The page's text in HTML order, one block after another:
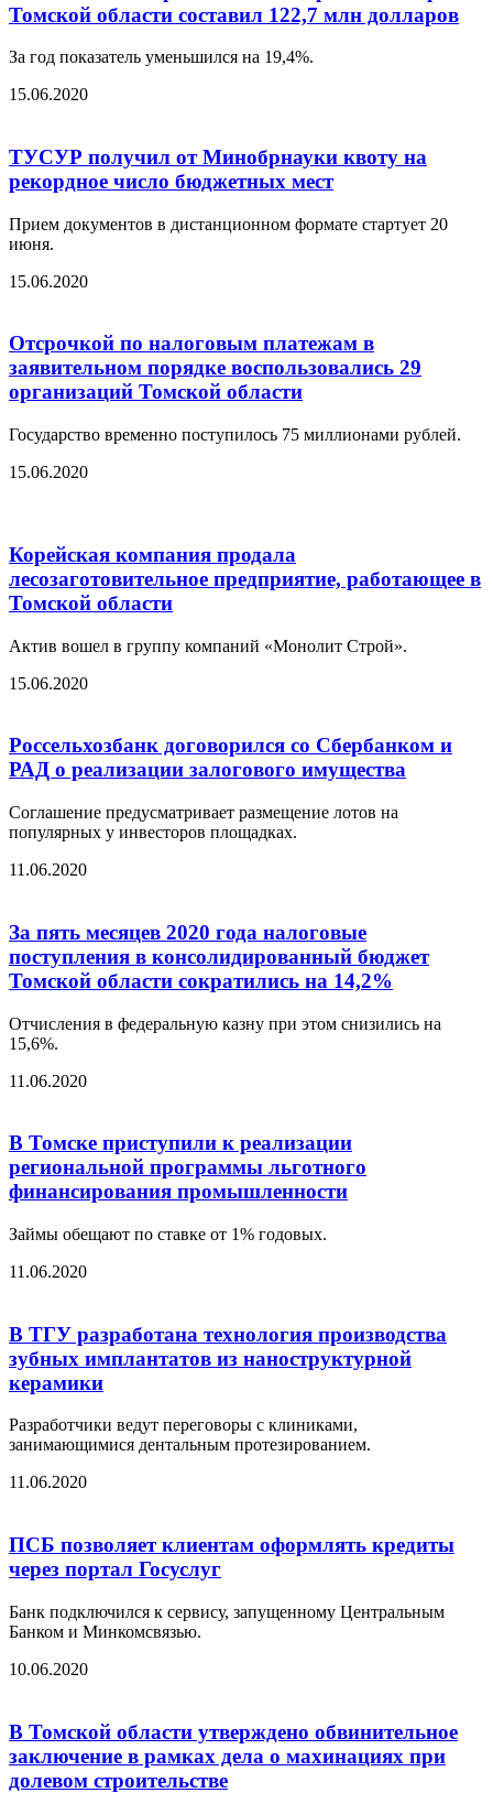
Томской области составил 122,7 млн долларов
За год показатель уменьшился на 19,4%.
15.06.2020
ТУСУР получил от Минобрнауки квоту на
рекордное число бюджетных мест
Прием документов в дистанционном формате стартует 20
июня.
15.06.2020
Отсрочкой по налоговым платежам в
заявительном порядке воспользовались 29
организаций Томской области
Государство временно поступилось 75 миллионами рублей.
15.06.2020
Корейская компания продала
лесозаготовительное предприятие, работающее в
Томской области
Актив вошел в группу компаний «Монолит Строй».
15.06.2020
Россельхозбанк договорился со Сбербанком и
РАД о реализации залогового имущества
Соглашение предусматривает размещение лотов на
популярных у инвесторов площадках.
11.06.2020
За пять месяцев 2020 года налоговые
поступления в консолидированный бюджет
Томской области сократились на 14,2%
Отчисления в федеральную казну при этом снизились на
15,6%.
11.06.2020
В Томске приступили к реализации
региональной программы льготного
финансирования промышленности
Займы обещают по ставке от 1% годовых.
11.06.2020
В ТГУ разработана технология производства
зубных имплантатов из наноструктурной
керамики
Разработчики ведут переговоры с клиниками,
занимающимися дентальным протезированием.
11.06.2020
ПСБ позволяет клиентам оформлять кредиты
через портал Госуслуг
Банк подключился к сервису, запущенному Центральным
Банком и Минкомсвязью.
10.06.2020
В Томской области утверждено обвинительное
заключение в рамках дела о махинациях при
долевом строительстве